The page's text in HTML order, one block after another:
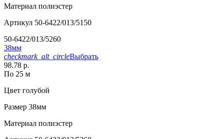
Материал полиэстер
Артикул 50-6422/013/5150
50-6422/013/5260
38мм
checkmark_alt_circleВыбрать
98.78 р.
По 25 м
Цвет голубой
Размер 38мм
Материал полиэстер